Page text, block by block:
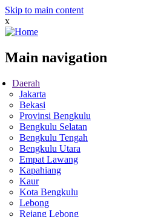
Skip to main content
x
Main navigation
Daerah
Jakarta
Bekasi
Provinsi Bengkulu
Bengkulu Selatan
Bengkulu Tengah
Bengkulu Utara
Empat Lawang
Kapahiang
Kaur
Kota Bengkulu
Lebong
Rejang Lebong